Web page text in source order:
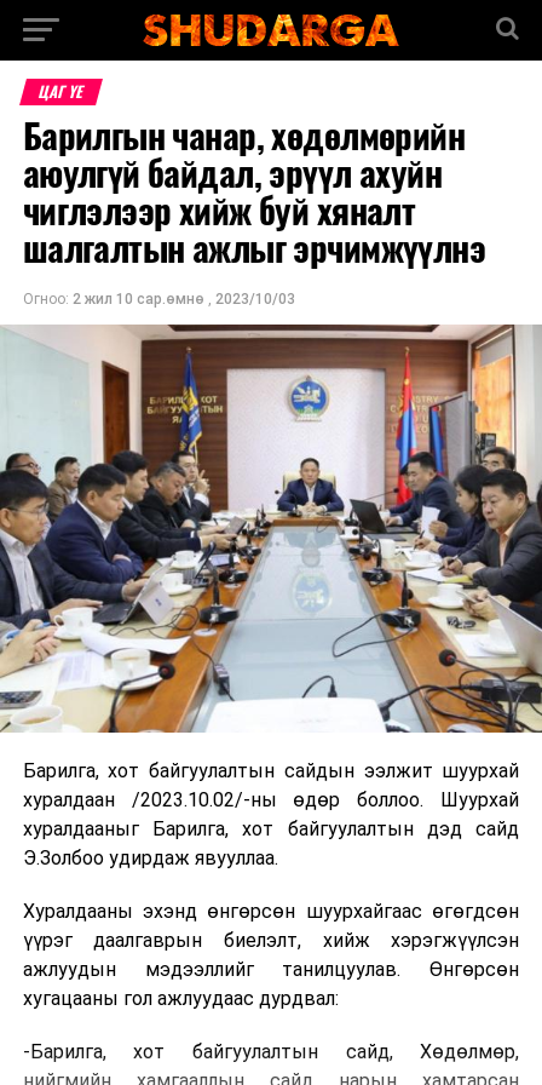
ЦАГ ҮЕ
Барилгын чанар, хөдөлмөрийн
аюулгүй байдал, эрүүл ахуйн
чиглэлээр хийж буй хяналт
шалгалтын ажлыг эрчимжүүлнэ
Огноо: 2 жил 10 сар.өмнө , 2023/10/03
Барилга, хот байгуулалтын сайдын ээлжит шуурхай
хуралдаан /2023.10.02/-ны өдөр боллоо. Шуурхай
хуралдааныг Барилга, хот байгуулалтын дэд сайд
Э.Золбоо удирдаж явууллаа.
Хуралдааны эхэнд өнгөрсөн шуурхайгаас өгөгдсөн
үүрэг даалгаврын биелэлт, хийж хэрэгжүүлсэн
ажлуудын мэдээллийг танилцуулав. Өнгөрсөн
хугацааны гол ажлуудаас дурдвал:
-Барилга, хот байгуулалтын сайд, Хөдөлмөр,